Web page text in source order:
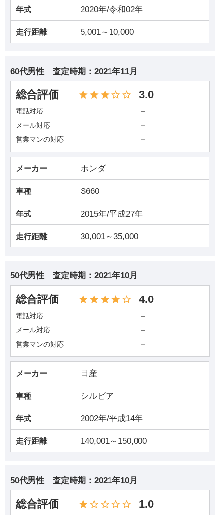
年式 2020年/令和02年
走行距離 5,001～10,000
60代男性 査定時期： 2021年11月
総合評価 3.0
電話対応 －
メール対応 －
営業マンの対応 －
メーカー ホンダ
車種 S660
年式 2015年/平成27年
走行距離 30,001～35,000
50代男性 査定時期： 2021年10月
総合評価 4.0
電話対応 －
メール対応 －
営業マンの対応 －
メーカー 日産
車種 シルビア
年式 2002年/平成14年
走行距離 140,001～150,000
50代男性 査定時期： 2021年10月
総合評価 1.0